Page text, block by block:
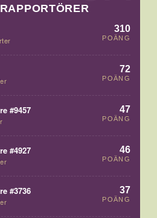
310
POÄNG
72
POÄNG
#9457 47
POÄNG
#4927 46
POÄNG
#3736 37
POÄNG